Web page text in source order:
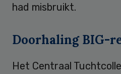
had misbruikt.
Doorhaling BIG-
Het Centraal